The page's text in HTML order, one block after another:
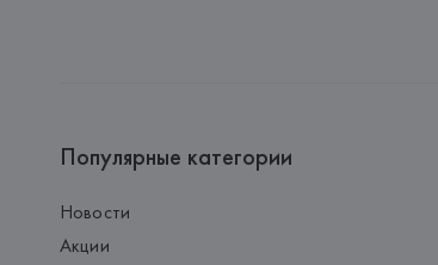
Популярные категории
Новости
Акции